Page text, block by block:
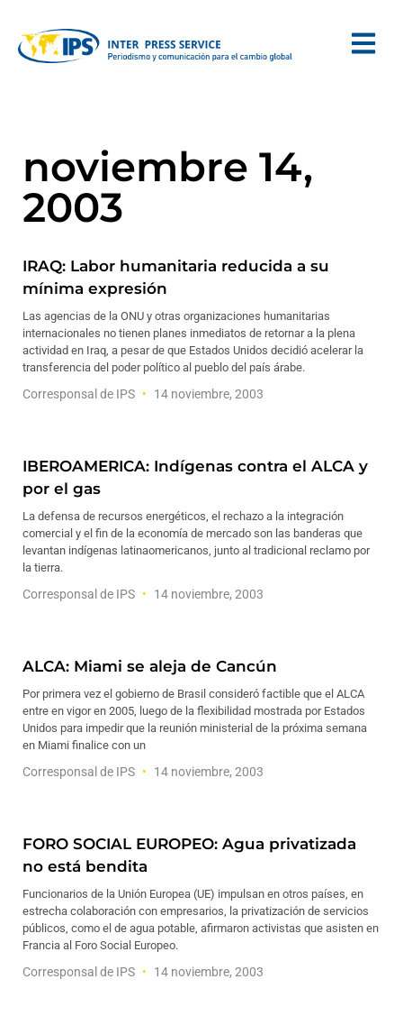
noviembre 14,
2003
IRAQ: Labor humanitaria reducida a su
mínima expresión
Las agencias de la ONU y otras organizaciones humanitarias
internacionales no tienen planes inmediatos de retornar a la plena
actividad en Iraq, a pesar de que Estados Unidos decidió acelerar la
transferencia del poder político al pueblo del país árabe.
Corresponsal de IPS 14 noviembre, 2003
IBEROAMERICA: Indígenas contra el ALCA y
por el gas
La defensa de recursos energéticos, el rechazo a la integración
comercial y el fin de la economía de mercado son las banderas que
levantan indígenas latinaomericanos, junto al tradicional reclamo por
la tierra.
Corresponsal de IPS 14 noviembre, 2003
ALCA: Miami se aleja de Cancún
Por primera vez el gobierno de Brasil consideró factible que el ALCA
entre en vigor en 2005, luego de la flexibilidad mostrada por Estados
Unidos para impedir que la reunión ministerial de la próxima semana
en Miami finalice con un
Corresponsal de IPS 14 noviembre, 2003
FORO SOCIAL EUROPEO: Agua privatizada
no está bendita
Funcionarios de la Unión Europea (UE) impulsan en otros países, en
estrecha colaboración con empresarios, la privatización de servicios
públicos, como el de agua potable, afirmaron activistas que asisten en
Francia al Foro Social Europeo.
Corresponsal de IPS 14 noviembre, 2003